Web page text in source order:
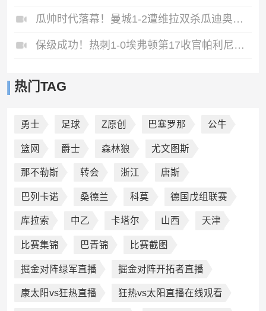
瓜帅时代落幕！曼城1-2遭维拉双杀瓜迪奥拉、B席、斯通斯告别战
保级成功！热刺1-0埃弗顿第17收官帕利尼亚制胜热刺近6轮仅1负
热门TAG
勇士 足球 Z原创 巴塞罗那 公牛
篮网 爵士 森林狼 尤文图斯
那不勒斯 转会 浙江 唐斯
巴列卡诺 桑德兰 科莫 德国戊组联赛
库拉索 中乙 卡塔尔 山西 天津
比赛集锦 巴青锦 比赛截图
掘金对阵绿军直播 掘金对阵开拓者直播
康太阳vs狂热直播 狂热vs太阳直播在线观看